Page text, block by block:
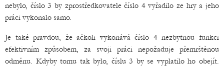
nebylo, číslo 3 by zprostředkovatele číslo 4 vyřadilo ze hry a jeho
práci vykonalo samo.
Je také pravdou, že ačkoli vykonává číslo 4 nezbytnou funkci
efektivním způsobem, za svoji práci nepožaduje přemrštěnou
odměnu. Kdyby tomu tak bylo, číslu 3 by se vyplatilo ho obejít.